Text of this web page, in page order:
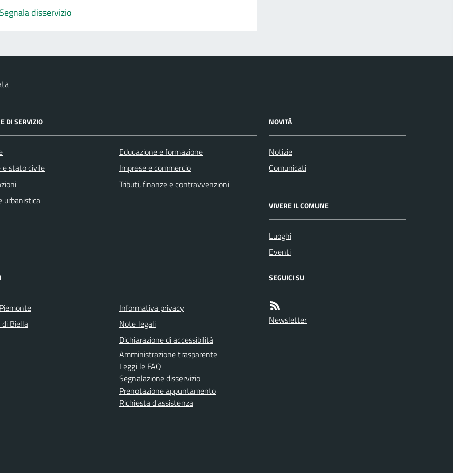
Segnala disservizio
DI SERVIZIO
e stato civile
urbanistica
Educazione e formazione
Imprese e commercio
Tributi, finanze e contravvenzioni
NOVITÀ
Notizie
Comunicati
VIVERE IL COMUNE
Luoghi
Eventi
Biella
Informativa privacy
Note legali
Dichiarazione di accessibilità
Amministrazione trasparente
Leggi le FAQ
Segnalazione disservizio
Prenotazione appuntamento
Richiesta d'assistenza
SEGUICI SU
Newsletter